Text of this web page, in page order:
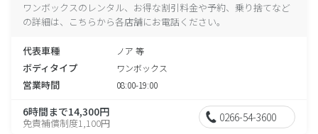
ワンボックスのレンタル、お得な割引料金や予約、乗り捨てなど
の詳細は、こちらから各店舗にお電話ください。
代表車種 ノア 等
ボディタイプ ワンボックス
営業時間 08:00-19:00
6時間まで14,300円
免責補償制度1,100円 0266-54-3600